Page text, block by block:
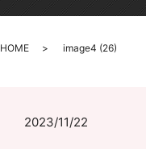
HOME image4 (26)
2023/11/22